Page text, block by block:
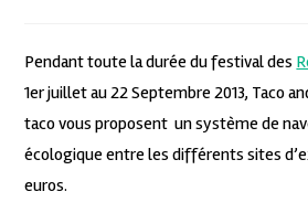
Pendant toute la durée du festival des
1er juillet au 22 Septembre 2013, Taco
taco vous proposent un système de
écologique entre les différents sites
euros.